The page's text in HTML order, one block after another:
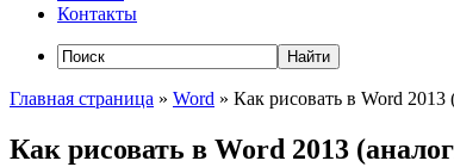
Контакты
Главная страница » Word » Как рисовать в Word
Как рисовать в Word 2013